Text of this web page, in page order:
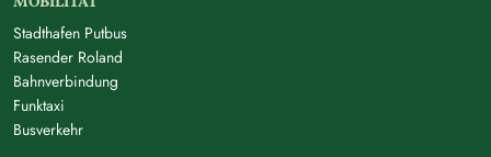
Stadthafen Putbus
Rasender Roland
Bahnverbindung
Funktaxi
Busverkehr